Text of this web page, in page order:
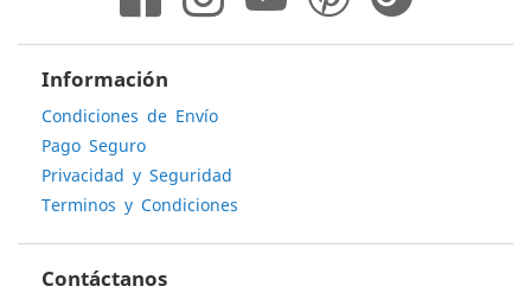
Información
Condiciones de Envío
Pago Seguro
Privacidad y Seguridad
Terminos y Condiciones
Contáctanos